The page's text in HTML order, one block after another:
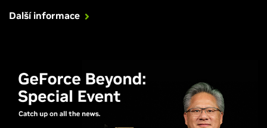
Další informace